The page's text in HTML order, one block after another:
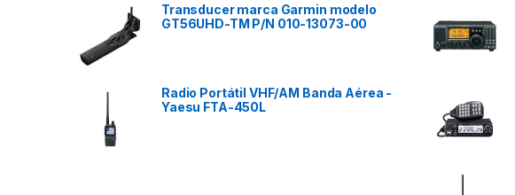
Transducer marca Garmin modelo
GT56UHD-TM P/N 010-13073-00
Radio Portátil VHF/AM Banda Aérea -
Yaesu FTA-450L